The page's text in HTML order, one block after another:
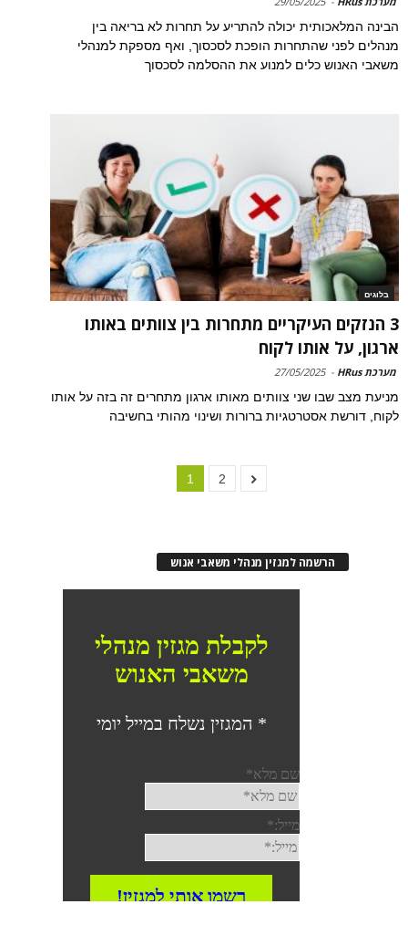
הבינה המלאכותית יכולה להתריע על תחרות לא בריאה בין
מנהלים לפני שהתחרות הופכת לסכסוך, ואף מספקת למנהלי
משאבי האנוש כלים למנוע את ההסלמה לסכסוך
בלוגים
3 הנזקים העיקריים מתחרות בין צוותים באותו
ארגון, על אותו לקוח
מערכת HRus -
27/05/2025
מניעת מצב שבו שני צוותים מאותו ארגון מתחרים זה בזה על אותו
לקוח, דורשת אסטרטגיות ברורות ושינוי מהותי בחשיבה
1 2
הרשמה למגזין מנהלי משאבי אנוש